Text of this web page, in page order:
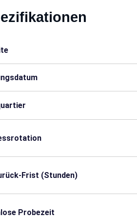
Faso Kongo
Frist (Stunden)
Probezeit